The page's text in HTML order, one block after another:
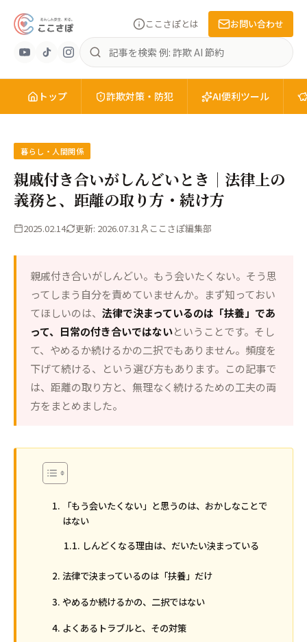
あ
ん
ん
全
知
る。
こ
こ
さ
ぽ
記
事
を
索
ここさぽとは お問い合わせ
トップ 詐欺対策・防犯 AI便利ツール
暮らし・人間関係
親戚付き合いがしんどいとき｜法律上の
義務と、距離の取り方・続け方
2025.02.14 更新: 2026.07.31 ここさぽ編集部
親戚付き合いがしんどい。もう会いたくない。そう思
ってしまう自分を責めていませんか。まず知っておい
てほしいのは、 法律で決まっているのは「扶養」であ
って、日常の付き合いではないということです。そし
て、やめるか続けるかの二択でもありません。頻度を
下げて続ける、という選び方もあります。この記事で
は、距離の取り方と、無理なく続けるための工夫の両
方をまとめました。
「もう会いたくない」と思うのは、おかしなことで
はない
しんどくなる理由は、だいたい決まっている
法律で決まっているのは「扶養」だけ
やめるか続けるかの、二択ではない
よくあるトラブルと、その対策